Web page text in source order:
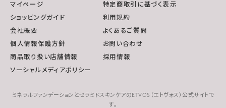
マイページ
特定商取引に基づく表示
ショッピングガイド
利用規約
会社概要
よくあるご質問
個人情報保護方針
お問い合わせ
商品取り扱い店舗情報
採用情報
ソーシャルメディアポリシー
ミネラルファンデーションとセラミドスキンケアのETVOS（エトヴォス）公式サイトで
す。